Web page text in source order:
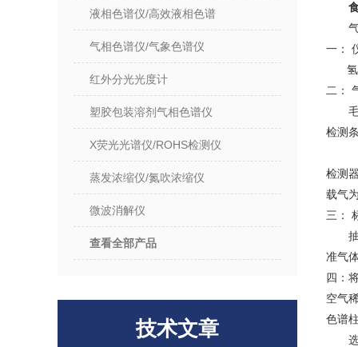
液相色谱仪/高效液相色谱
气相色谱仪/气象色谱仪
红外分光光度计
塑胶包装溶剂气相色谱仪
X荧光光谱仪/ROHS检测仪
蒸发浓缩仪/氮吹浓缩仪
微波消解仪
查看全部产品
技术文章
一：
氢
二：
毛
检测
检测
载气
三：
抽取
准气
四：
空气
色
选用